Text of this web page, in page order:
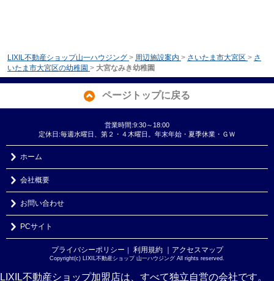
LIXIL不動産ショップ山一ハウジング > 周辺施設案内 > さいたま市大宮区 > さ
いたま市大宮区の幼稚園 > 大宮なみき幼稚園
ページトップに戻る
営業時間:9:30～18:00
定休日:毎週水曜日、第２・４木曜日。年末年始・夏季休業・ＧＷ
ホーム
会社概要
お問い合わせ
PCサイト
プライバシーポリシー ｜ 利用規約 ｜アクセスマップ
Copyright(c) LIXIL不動産ショップ 山一ハウジング All rights reserved.
LIXIL不動産ショップ加盟店は、すべて独立自営の会社です。